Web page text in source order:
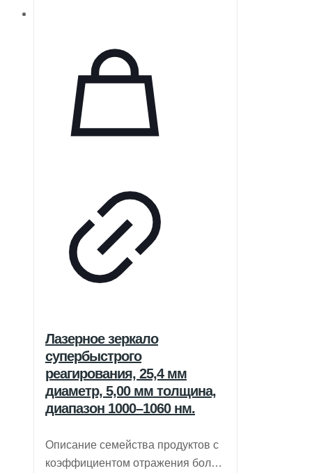
Лазерное зеркало
супербыстрого
реагирования, 25,4 мм
диаметр, 5,00 мм толщина,
диапазон 1000–1060 нм.
Описание семейства продуктов с
коэффициентом отражения более